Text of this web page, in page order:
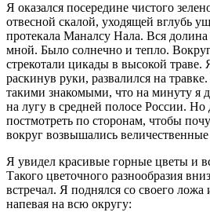
Я оказался посередине чистого
отвесной скалой, уходящей вглубь
протекала Маналсу Нала. Вся
мной. Было солнечно и тепло.
стрекотали цикады в высокой траве.
раскинув руки, развалился на
такими знакомыми, что на минуту я
на лугу в средней полосе России.
постмотреть по сторонам, чтобы
вокруг возвышались
Я увидел красивые горные цветы и
Такого цветочного разнообразия
встречал. Я поднялся со своего ложа
напевая на всю округу: